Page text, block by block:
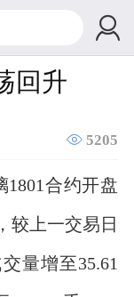

回升
 5205
1801合约开盘
较上一交易日
量增至35.61